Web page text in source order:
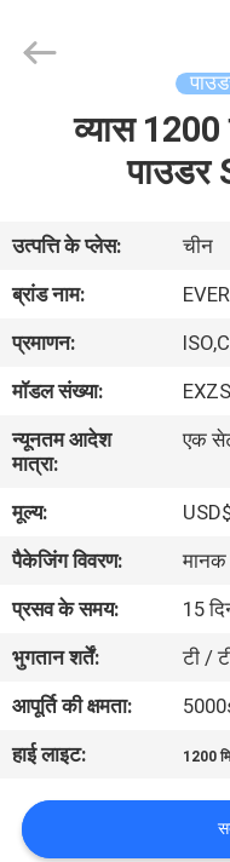
वीआर
दिखाएँ
हमारे
बारे
कारखाना
भ्रमण
गुणवत्ता
नियंत्रण
संपर्क
व्यास
पाउडर
उत्पत्ति के प्लेस:
चीन
ब्रांड नाम:
प्रमाणन:
मॉडल संख्या:
न्यूनतम आदेश
मात्रा:
एक
मूल्य:
पैकेजिंग विवरण:
मानक
प्रसव के समय:
15
भुगतान शर्तें:
टी /
आपूर्ति की क्षमता:
हाई लाइट:
1200